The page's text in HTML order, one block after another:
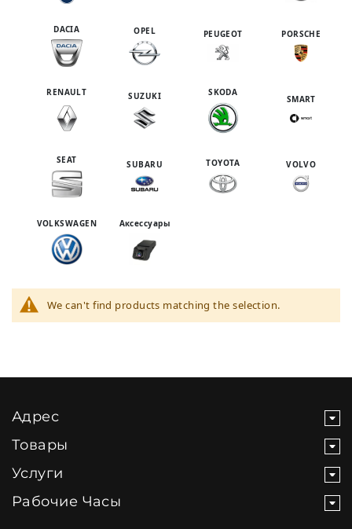
DACIA OPEL PEUGEOT PORSCHE
RENAULT SUZUKI SKODA
SMART
SEAT SUBARU TOYOTA VOLVO
VOLKSWAGEN Аксессуары
We can't find products matching the selection.
Адрес
Товары
Услуги
Рабочие Часы